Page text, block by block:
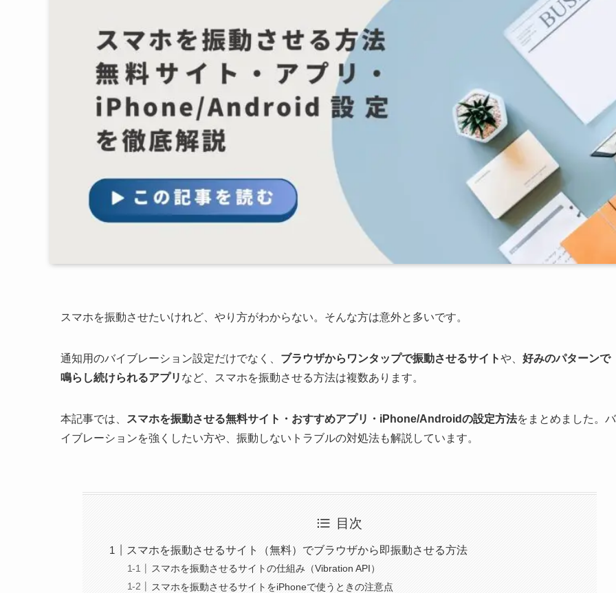
スマホを振動させたいけれど、やり方がわからない。そんな方は意外と多いです。
通知用のバイブレーション設定だけでなく、 ブラウザからワンタップで振動させるサイトや、 好みのパターンで
鳴らし続けられるアプリ など、スマホを振動させる方法は複数あります。
本記事では、 スマホを振動させる無料サイト・おすすめアプリ・iPhone/Androidの設定方法をまとめました。バ
イブレーションを強くしたい方や、振動しないトラブルの対処法も解説しています。
目次
スマホを振動させるサイト（無料）でブラウザから即振動させる方法
スマホを振動させるサイトの仕組み（Vibration API）
スマホを振動させるサイトをiPhoneで使うときの注意点